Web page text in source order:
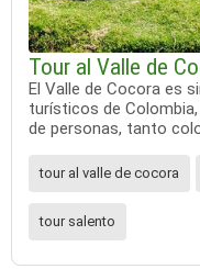
Tour al Valle de
El Valle de Cocora es
turísticos de
de personas, tanto
tour al valle de cocora
tour salento